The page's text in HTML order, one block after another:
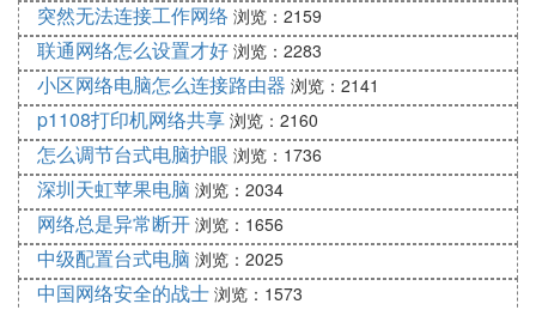
一、首先登录无线路由器A管理界面设置(登录路由器
的方法在前几节文章有详细介绍，不懂的朋友先去复
习下前面的文章)192.168.1.1，点击左侧菜单中的安
装->无线设置。若路由器默认无线频道为auto(自
动)，必须首先将频道改为固定的数值，一般情况都
是使用1、6或11无线频道。
无线路由器WDS设置 提示：无线网络标识默认NET
GEAR，也可以用数字与字母组合任意命名，进行中
继的两个无线路由器，SSID可以相同，也可以不
同。如果希望无线客户端在两个无线路由器的范围内
突然无法连接工作网络 浏览：2159
联通网络怎么设置才好 浏览：2283
小区网络电脑怎么连接路由器 浏览：2141
p1108打印机网络共享 浏览：2160
怎么调节台式电脑护眼 浏览：1736
深圳天虹苹果电脑 浏览：2034
网络总是异常断开 浏览：1656
中级配置台式电脑 浏览：2025
中国网络安全的战士 浏览：1573